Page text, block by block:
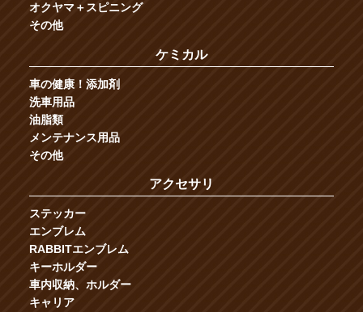
オクヤマ＋スピニング
その他
ケミカル
車の健康！添加剤
洗車用品
油脂類
メンテナンス用品
その他
アクセサリ
ステッカー
エンブレム
RABBITエンブレム
キーホルダー
車内収納、ホルダー
キャリア